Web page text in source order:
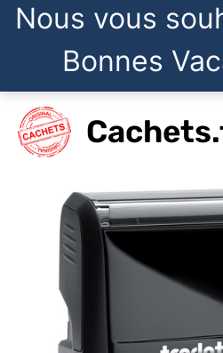
Nous vous
Bonnes
contenu